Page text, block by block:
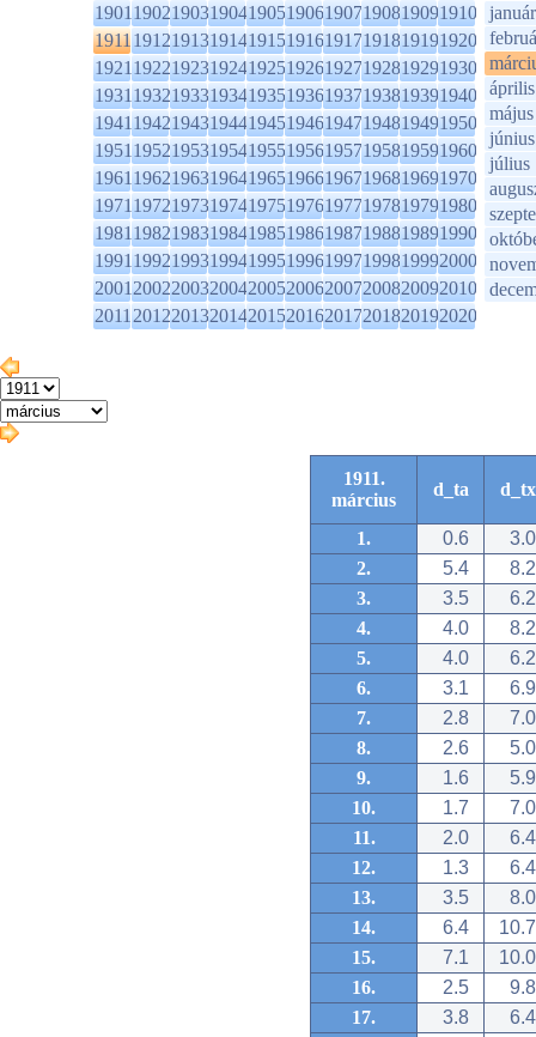
1901190219031904190519061907190819091910
1911191219131914191519161917191819191920
1921192219231924192519261927192819291930
1931193219331934193519361937193819391940
1941194219431944194519461947194819491950
1951195219531954195519561957195819591960
1961196219631964196519661967196819691970
1971197219731974197519761977197819791980
1981198219831984198519861987198819891990
1991199219931994199519961997199819992000
2001200220032004200520062007200820092010
2011201220132014201520162017201820192020
január
április
május
június
július
1911.
március
d_ta d_tx
1. 0.6
3.0
2.
5.4
8.2
3.
3.5
6.2
4.
4.0
8.2
5.
4.0
6.2
6.
3.1
6.9
7.
2.8
7.0
8.
2.6
5.0
9.
1.6
5.9
10.
1.7
7.0
11.
2.0
6.4
12.
1.3
6.4
13.
3.5
8.0
14.
6.4
10.7
15.
7.1
10.0
16.
2.5
9.8
17.
3.8
6.4